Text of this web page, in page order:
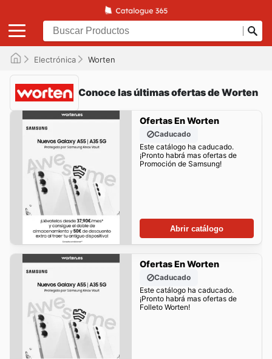
Electrónica Worten
Conoce las últimas ofertas de Worten
Ofertas En Worten
Caducado
Este catálogo ha caducado.
¡Pronto habrá mas ofertas de
Promoción de Samsung!
Abrir catálogo
Ofertas En Worten
Caducado
Este catálogo ha caducado.
¡Pronto habrá mas ofertas de
Folleto Worten!